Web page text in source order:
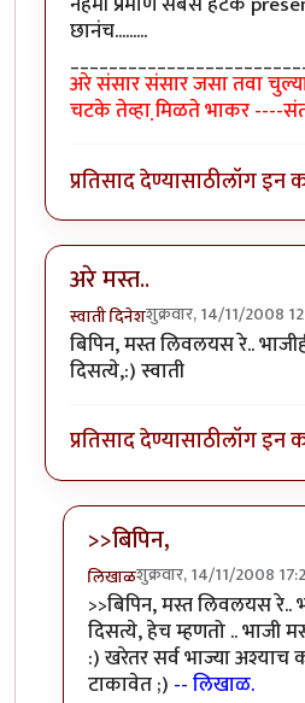
छानंच.........
अरे संसार संसार जसा तवा
चटके तेव्हा मि़ळते भाकर ----
प्रतिसाद देण्यासाठीलॉग इन
अरे मस्त..
स्वाती दिनेशशुक्रवार, 14/11/2008
बिपिन, मस्त लिवलयस रे..
दिसत्ये,:) स्वाती
प्रतिसाद देण्यासाठीलॉग इन
>>बिपिन,
लिखाळशुक्रवार, 14/11/2008
In reply toअरे मस्त..by
>>बिपिन, मस्त लिवलयस रे..
दिसत्ये, हेच म्हणतो .. भाजी
:) खरेतर सर्व भाज्या
टाकावेत ;) -- लिखाळ.